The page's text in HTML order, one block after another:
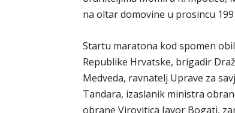
na oltar domovine u prosincu
Startu maratona kod spomen
Republike Hrvatske, brigadir
Medveda, ravnatelj Uprave za
Tandara, izaslanik ministra
obrane Virovitica Javor Bogati,